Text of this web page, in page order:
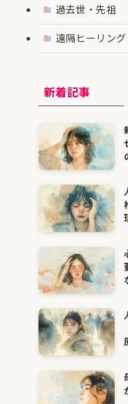
過去世・先祖
遠隔ヒーリング
新着記事